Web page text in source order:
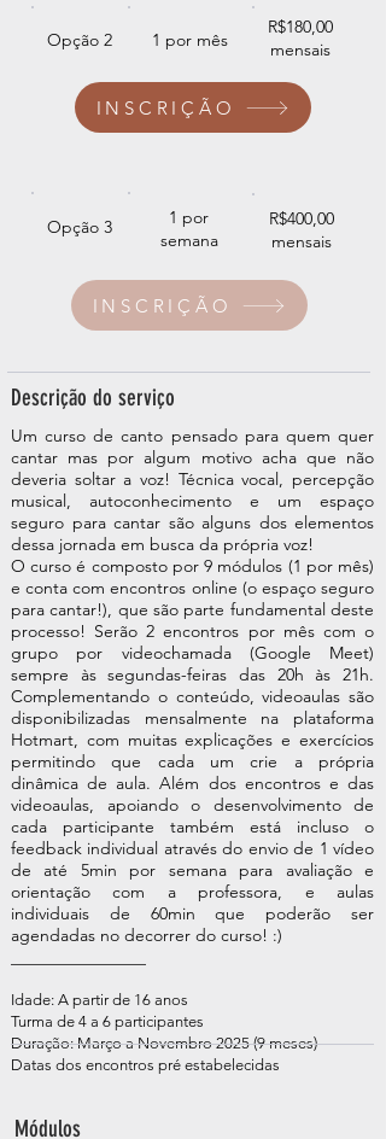
Opção 2 1 por mês
R$180,00
mensais
INSCRIÇÃO
Opção 3
1 por
semana
R$400,00
mensais
INSCRIÇÃO
Descrição do serviço
Um curso de canto pensado para quem quer
cantar mas por algum motivo acha que não
deveria soltar a voz! Técnica vocal, percepção
musical, autoconhecimento e um espaço
seguro para cantar são alguns dos elementos
dessa jornada em busca da própria voz!
O curso é composto por 9 módulos (1 por mês)
e conta com encontros online (o espaço seguro
para cantar!), que são parte fundamental deste
processo! Serão 2 encontros por mês com o
grupo por videochamada (Google Meet)
sempre às segundas-feiras das 20h às 21h.
Complementando o conteúdo, videoaulas são
disponibilizadas mensalmente na plataforma
Hotmart, com muitas explicações e exercícios
permitindo que cada um crie a própria
dinâmica de aula. Além dos encontros e das
videoaulas, apoiando o desenvolvimento de
cada participante também está incluso o
feedback individual através do envio de 1 vídeo
de até 5min por semana para avaliação e
orientação com a professora, e aulas
individuais de 60min que poderão ser
agendadas no decorrer do curso! :)
Idade: A partir de 16 anos
Turma de 4 a 6 participantes
Duração: Março a Novembro 2025 (9 meses)
Datas dos encontros pré estabelecidas
Módulos